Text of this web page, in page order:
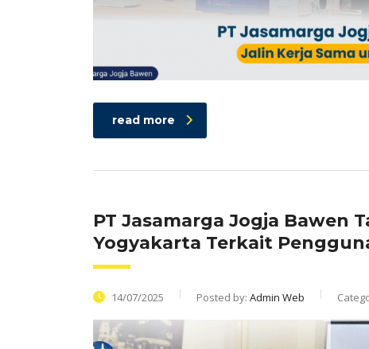
read more
PT Jasamarga Jogja Bawen
Yogyakarta Terkait
14/07/2025 Posted by: Admin Web